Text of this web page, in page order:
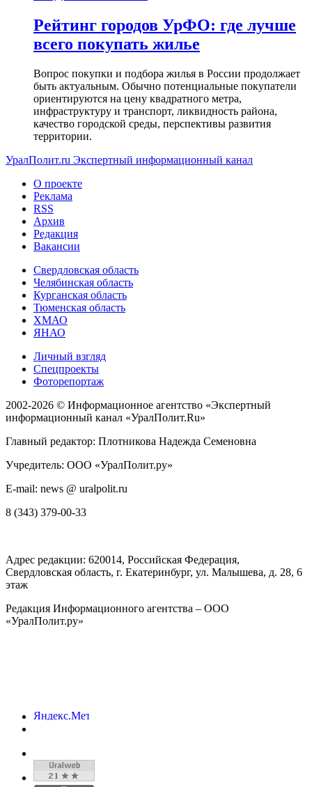
Рейтинг городов УрФО: где лучше
всего покупать жилье
Вопрос покупки и подбора жилья в России продолжает
быть актуальным. Обычно потенциальные покупатели
ориентируются на цену квадратного метра,
инфраструктуру и транспорт, ликвидность района,
качество городской среды, перспективы развития
территории.
УралПолит.ru Экспертный информационный канал
О проекте
Реклама
RSS
Архив
Редакция
Вакансии
Свердловская область
Челябинская область
Курганская область
Тюменская область
ХМАО
ЯНАО
Личный взгляд
Спецпроекты
Фоторепортаж
2002-2026 © Информационное агентство «Экспертный
информационный канал «УралПолит.Ru»
Главный редактор: Плотникова Надежда Семеновна
Учредитель: ООО «УралПолит.ру»
E-mail: news @ uralpolit.ru
8 (343) 379-00-33
Адрес редакции: 620014, Российская Федерация,
Свердловская область, г. Екатеринбург, ул. Малышева, д. 28, 6
этаж
Редакция Информационного агентства – ООО
«УралПолит.ру»